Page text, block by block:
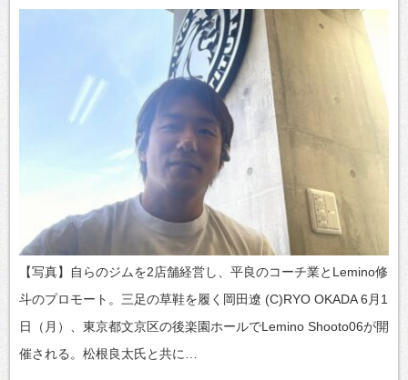
【写真】自らのジムを2店舗経営し、平良のコーチ業とLemino修
斗のプロモート。三足の草鞋を履く岡田遼 (C)RYO OKADA 6月1
日（月）、東京都文京区の後楽園ホールでLemino Shooto06が開
催される。松根良太氏と共に…